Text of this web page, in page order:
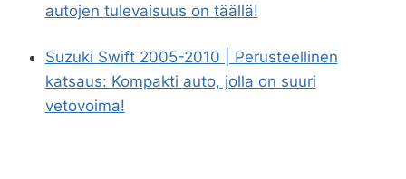
autojen tulevaisuus on täällä!
Suzuki Swift 2005-2010 | Perusteellinen
katsaus: Kompakti auto, jolla on suuri
vetovoima!